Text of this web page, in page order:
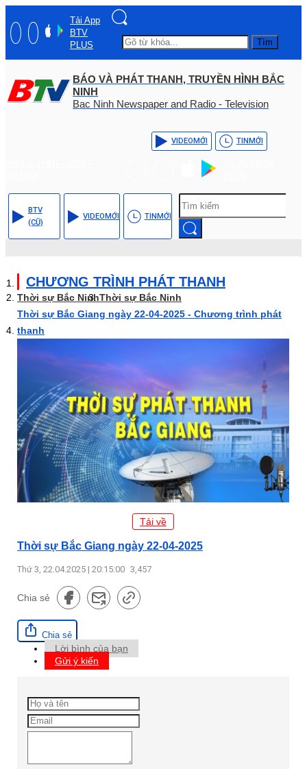
Tải App
BTV
PLUS
Tìm
BÁO VÀ PHÁT THANH, TRUYỀN HÌNH BẮC
NINH
Bac Ninh Newspaper and Radio - Television
VIDEOMỚI TINMỚI
BTV
(CŨ)
VIDEOMỚI TINMỚI
CHƯƠNG TRÌNH PHÁT THANH
Thời sự Bắc NinhThời sự Bắc Ninh
Thời sự Bắc Giang ngày 22-04-2025 - Chương trình phát
thanh
Tải về
Thời sự Bắc Giang ngày 22-04-2025
Thứ 3, 22.04.2025 | 20:15:00 3,457
Chia sẻ
Chia sẻ
Lời bình của bạn
Gửi ý kiến